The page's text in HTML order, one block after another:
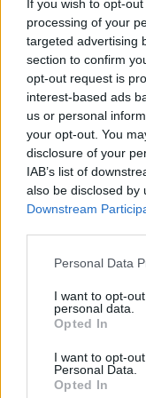
If you wish to opt-
processing of your
targeted advertising
section to confirm
opt-out request is
interest-based ads
us or personal
your opt-out. You
disclosure of your
IAB’s list of
also be disclosed by
Downstream
Personal Data
I want to opt-
personal data.
Opted In
I want to opt-
Personal Data.
Opted In
designers
περιέχουν
ενεργοποιούν
σώμα να
Αντί γι' αυτό,
του μπλε ή του
τις πιο ήρεμες
που θα σε
Το κίτρινο
Το κίτρινο